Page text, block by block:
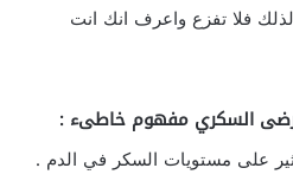
فلا تفزع واعرف انك انت
السكري مفهوم خاطىء :
على مستويات السكر في الدم .